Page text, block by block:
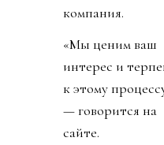
компания.
«Мы ценим ваш
интерес и
к этому
— говорится на
сайте.